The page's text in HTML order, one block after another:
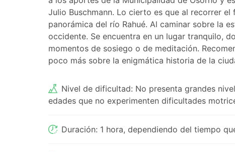
Julio Buschmann. Lo cierto es que al recorrer
panorámica del río Rahué. Al caminar sobre la
occidente. Se encuentra en un lugar tranquilo,
momentos de sosiego o de meditación.
poco más sobre la enigmática historia de la
Nivel de dificultad: No presenta grandes
edades que no experimenten dificultades
Duración: 1 hora, dependiendo del tiempo